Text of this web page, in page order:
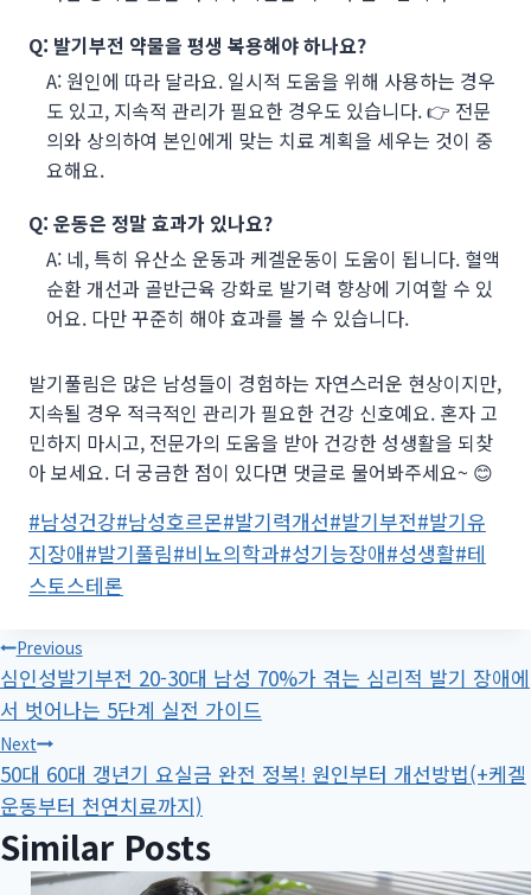
Q: 발기부전 약물을 평생 복용해야 하나요?
A: 원인에 따라 달라요. 일시적 도움을 위해 사용하는 경우
도 있고, 지속적 관리가 필요한 경우도 있습니다. 👉 전문
의와 상의하여 본인에게 맞는 치료 계획을 세우는 것이 중
요해요.
Q: 운동은 정말 효과가 있나요?
A: 네, 특히 유산소 운동과 케겔운동이 도움이 됩니다. 혈액
순환 개선과 골반근육 강화로 발기력 향상에 기여할 수 있
어요. 다만 꾸준히 해야 효과를 볼 수 있습니다.
발기풀림은 많은 남성들이 경험하는 자연스러운 현상이지만,
지속될 경우 적극적인 관리가 필요한 건강 신호예요. 혼자 고
민하지 마시고, 전문가의 도움을 받아 건강한 성생활을 되찾
아 보세요. 더 궁금한 점이 있다면 댓글로 물어봐주세요~ 😊
Post
Tags:
#남성건강#남성호르몬#발기력개선#발기부전#발기유
지장애#발기풀림#비뇨의학과#성기능장애#성생활#테
스토스테론
글
탐
색
Previous
심인성발기부전 20-30대 남성 70%가 겪는 심리적 발기 장애에
서 벗어나는 5단계 실전 가이드
Next
50대 60대 갱년기 요실금 완전 정복! 원인부터 개선방법(+케겔
운동부터 천연치료까지)
Similar Posts